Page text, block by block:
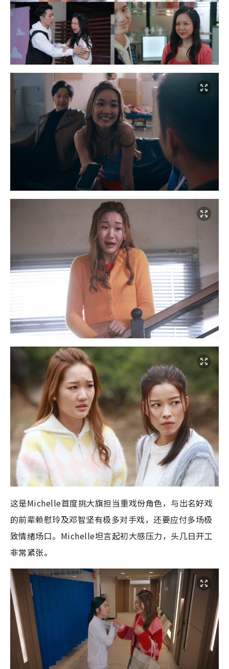
这是Michelle首度挑大旗担当重戏份角色，与出名好戏
的前辈赖慰玲及邓智坚有极多对手戏，还要应付多场极
致情绪场口。Michelle坦言起初大感压力，头几日开工
非常紧张。